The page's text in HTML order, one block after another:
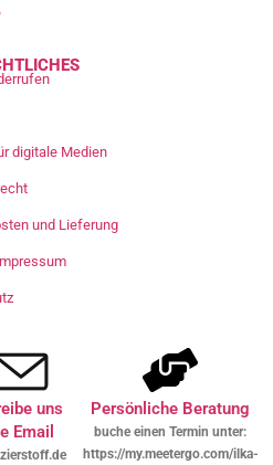
digitale Medien
und Lieferung
uns
Email
Persönliche Beratung
buche einen Termin unter:
https://my.meetergo.com/ilka-